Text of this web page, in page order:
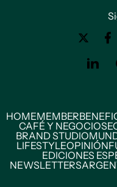
HOMEMEMBER
CAFÉ Y NEGOCIOS
BRAND STUDIO
LIFESTYLEOPINIÓN
EDICIONES
NEWSLETTERS